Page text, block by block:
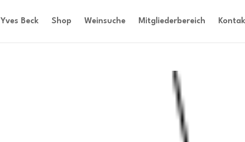
Yves Beck Shop Weinsuche Mitgliederbereich